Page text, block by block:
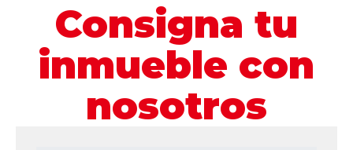
Consigna tu
inmueble con
nosotros